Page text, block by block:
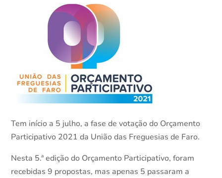
Tem início a 5 julho, a fase de votação do Orçamento
Participativo 2021 da União das Freguesias de Faro.
Nesta 5.ª edição do Orçamento Participativo, foram
recebidas 9 propostas, mas apenas 5 passaram a